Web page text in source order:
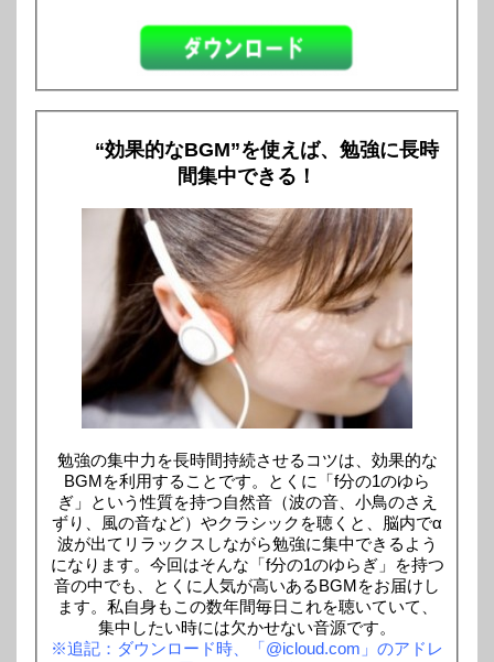
“効果的なBGM”を使えば、勉強に長時
間集中できる！
勉強の集中力を長時間持続させるコツは、効果的な
BGMを利用することです。とくに「f分の1のゆら
ぎ」という性質を持つ自然音（波の音、小鳥のさえ
ずり、風の音など）やクラシックを聴くと、脳内でα
波が出てリラックスしながら勉強に集中できるよう
になります。今回はそんな「f分の1のゆらぎ」を持つ
音の中でも、とくに人気が高いあるBGMをお届けし
ます。私自身もこの数年間毎日これを聴いていて、
集中したい時には欠かせない音源です。
※追記：ダウンロード時、「@icloud.com」のアドレ